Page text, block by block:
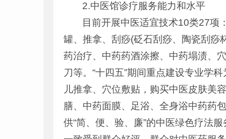
2.中医馆诊疗服务能力和水平
目前开展中医适宜技术10类27项
罐、推拿、刮痧(砭石刮痧、陶瓷刮痧
药治疗、中药药酒涂擦、中药塌渍、
刀等。“十四五”期间重点建设专业学
儿推拿、穴位敷贴，购买中医皮肤美
膳、中药面膜、足浴、全身浴中药药
供“简、便、验、廉”的中医绿色疗法